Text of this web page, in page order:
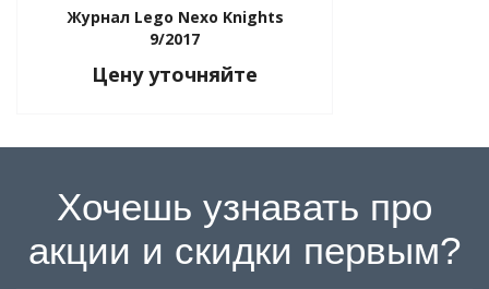
Журнал Lego Nexo Knights
9/2017
Цену уточняйте
Хочешь узнавать про
акции и скидки первым?